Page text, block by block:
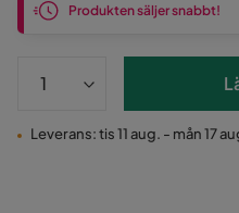
Produkten säljer snabbt!
Leverans: tis 11 aug. - mån 17